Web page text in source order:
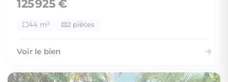
125 925 €
44 m² 2 pièces
Voir le bien